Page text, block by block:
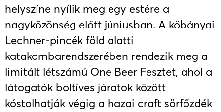
helyszíne nyílik meg egy estére a
nagyközönség előtt júniusban. A kőbányai
Lechner-pincék föld alatti
katakombarendszerében rendezik meg a
limitált létszámú One Beer Fesztet, ahol a
látogatók boltíves járatok között
kóstolhatják végig a hazai craft sörfőzdék